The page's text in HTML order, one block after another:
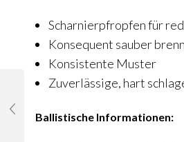
Scharnierpfropfen für
Konsequent sauber
Konsistente Muster
Zuverlässige, hart
Ballistische Informationen: